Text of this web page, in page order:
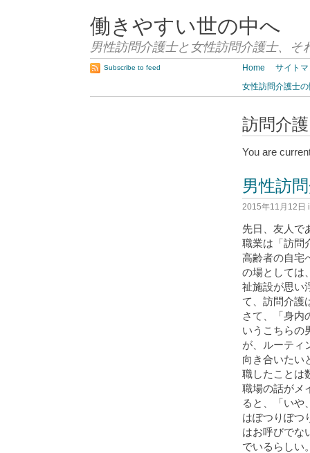
働きやすい世の中へ
男性訪問介護士と女性訪問介護士、
Home
サイト
女性訪問介護士
Subscribe to feed
訪問介護
You are
男性訪
2015年11月12日
先日、友人で
職業は「訪問
高齢者の自宅
の場としては
祉施設が思い
て、訪問介護
さて、「身内
いうこちらの
が、ルーティ
向き合いたい
職したことは
職場の話がメ
ると、「いや
はぽつりぽつ
はお呼びでな
でいるらしい